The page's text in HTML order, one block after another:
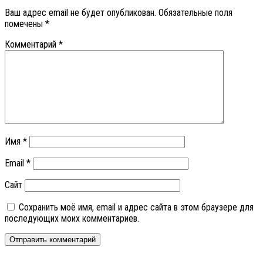
Ваш адрес email не будет опубликован. Обязательные поля
помечены *
Комментарий *
Имя *
Email *
Сайт
Сохранить моё имя, email и адрес сайта в этом браузере для
последующих моих комментариев.